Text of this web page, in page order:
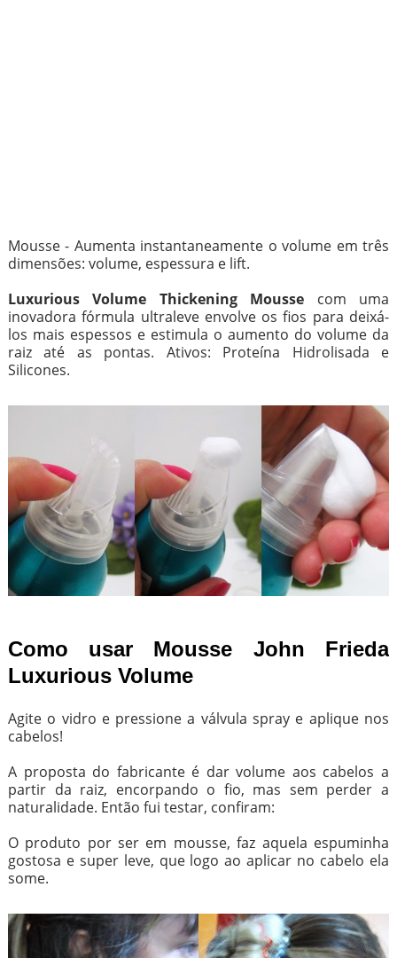
Mousse - Aumenta instantaneamente o volume em três
dimensões: volume, espessura e lift.
Luxurious Volume Thickening Mousse com uma
inovadora fórmula ultraleve envolve os fios para deixá-
los mais espessos e estimula o aumento do volume da
raiz até as pontas. Ativos: Proteína Hidrolisada e
Silicones.
Como usar Mousse John Frieda
Luxurious Volume
Agite o vidro e pressione a válvula spray e aplique nos
cabelos!
A proposta do fabricante é dar volume aos cabelos a
partir da raiz, encorpando o fio, mas sem perder a
naturalidade. Então fui testar, confiram:
O produto por ser em mousse, faz aquela espuminha
gostosa e super leve, que logo ao aplicar no cabelo ela
some.